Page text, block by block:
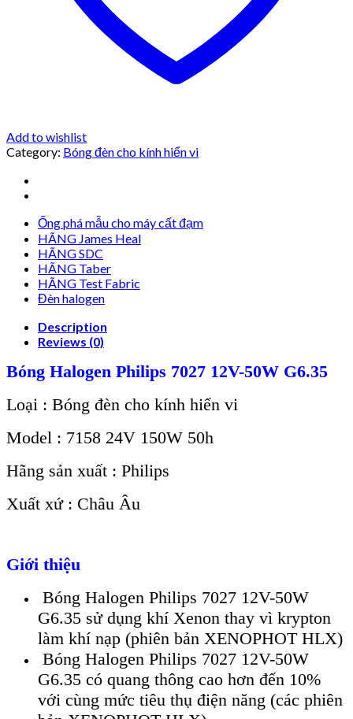
Add to wishlist
Category: Bóng đèn cho kính hiển vi
Ống phá mẫu cho máy cất đạm
HÃNG James Heal
HÃNG SDC
HÃNG Taber
HÃNG Test Fabric
Đèn halogen
Description
Reviews (0)
Bóng Halogen Philips 7027 12V-50W G6.35
Loại : Bóng đèn cho kính hiển vi
Model : 7158 24V 150W 50h
Hãng sản xuất : Philips
Xuất xứ : Châu Âu
Giới thiệu
Bóng Halogen Philips 7027 12V-50W
G6.35 sử dụng khí Xenon thay vì krypton
làm khí nạp (phiên bản XENOPHOT HLX)
Bóng Halogen Philips 7027 12V-50W
G6.35 có quang thông cao hơn đến 10%
với cùng mức tiêu thụ điện năng (các phiên